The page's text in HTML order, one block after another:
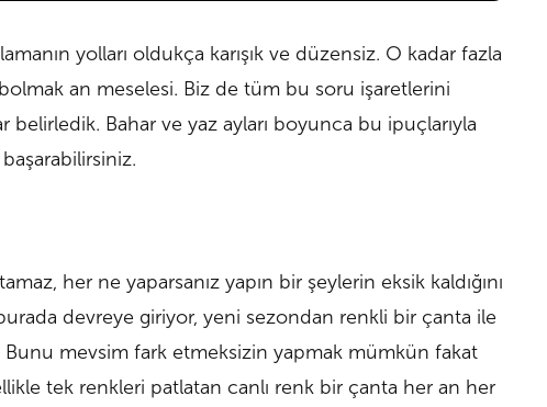
yolları oldukça karışık ve düzensiz. O kadar fazla
an meselesi. Biz de tüm bu soru işaretlerini
belirledik. Bahar ve yaz ayları boyunca bu ipuçlarıyla
her ne yaparsanız yapın bir şeylerin eksik kaldığını
devreye giriyor, yeni sezondan renkli bir çanta ile
mevsim fark etmeksizin yapmak mümkün fakat
tek renkleri patlatan canlı renk bir çanta her an her